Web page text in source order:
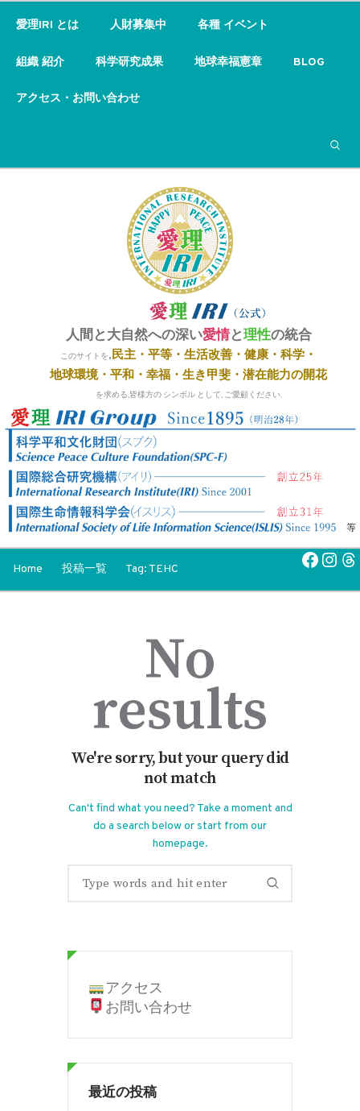
愛理IRI とは 人財募集中 各種 イベント
組織 紹介 科学研究成果 地球幸福憲章 BLOG
アクセス・お問い合わせ
人間と大自然への深い愛情と理性の統合
このサイトを,民主・平等・ 生活改善・健康・科学・
地球環境・平和・幸福・生き甲斐・ 潜在能力の開花
を求める,皆様方の シンボル として, ご愛顧ください.
Home 投稿一覧 Tag: TEHC
No
results
We're sorry, but your query did
not match
Can't find what you need? Take a moment and
do a search below or start from our
homepage.
アクセス
お問い合わせ
最近の投稿